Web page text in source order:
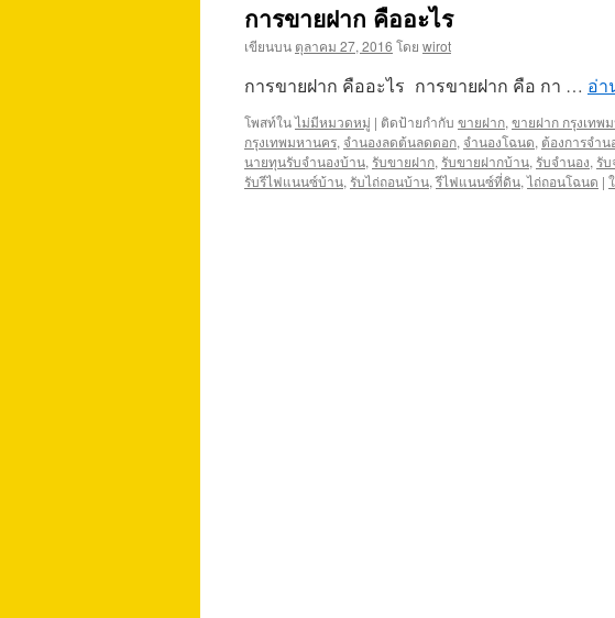
การขายฝาก คืออะไร
เขียนบน ตุลาคม 27, 2016 โดย wirot
การขายฝาก คืออะไร การขายฝาก คือ กา … อ่า
โพสท์ในไม่มีหมวดหมู่ | ติดป้ายกำกับ ขายฝาก, ขายฝาก กรุงเทพ
กรุงเทพมหานคร, จำนองลดต้นลดดอก, จำนองโฉนด, ต้องการจำ
นายทุนรับจำนองบ้าน, รับขายฝาก, รับขายฝากบ้าน, รับจำนอง, รั
รับรีไฟแนนซ์บ้าน, รับไถ่ถอนบ้าน,รีไฟแนนซ์ที่ดิน,ไถ่ถอนโฉนด |